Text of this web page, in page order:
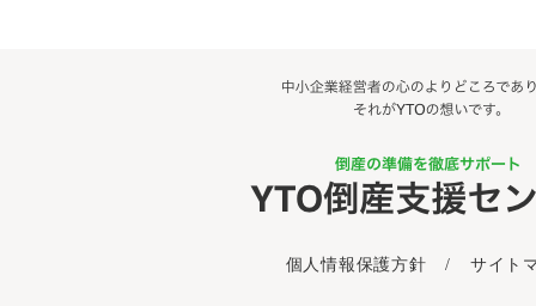
個人情報保護方針 / サイト